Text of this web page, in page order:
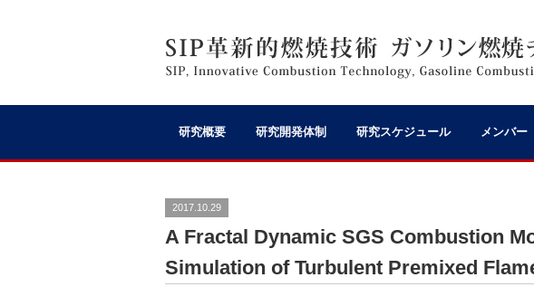
研究概要 研究開発体制 研究スケジュール メンバー
2017.10.29
A Fractal Dynamic SGS Combustion
Simulation of Turbulent Premixed